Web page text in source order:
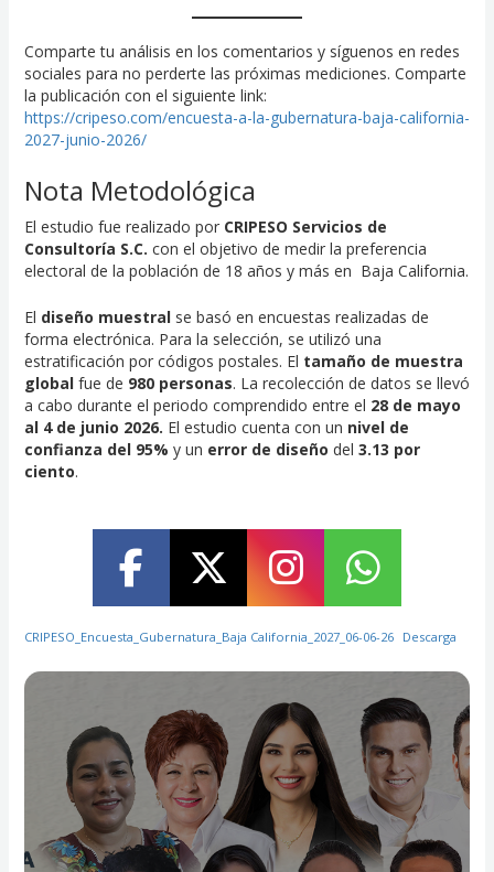
Comparte tu análisis en los comentarios y síguenos en redes
sociales para no perderte las próximas mediciones. Comparte
la publicación con el siguiente link:
https://cripeso.com/encuesta-a-la-gubernatura-baja-california-
2027-junio-2026/
Nota Metodológica
El estudio fue realizado por CRIPESO Servicios de
Consultoría S.C. con el objetivo de medir la preferencia
electoral de la población de 18 años y más en Baja California.
El diseño muestralse basó en encuestas realizadas de
forma electrónica. Para la selección, se utilizó una
estratificación por códigos postales. El tamaño de muestra
globalfue de 980 personas. La recolección de datos se llevó
a cabo durante el periodo comprendido entre el 28 de mayo
al 4 de junio 2026. El estudio cuenta con un nivel de
confianza del 95% y un error de diseño del 3.13 por
ciento.
CRIPESO_Encuesta_Gubernatura_Baja California_2027_06-06-26 Descarga